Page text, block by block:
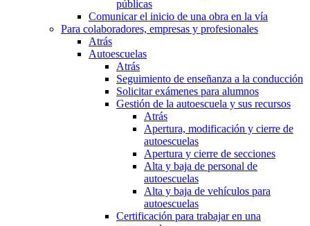
públicas
Comunicar el inicio de una obra en la vía
Para colaboradores, empresas y profesionales
Atrás
Autoescuelas
Atrás
Seguimiento de enseñanza a la conducción
Solicitar exámenes para alumnos
Gestión de la autoescuela y sus recursos
Atrás
Apertura, modificación y cierre de
autoescuelas
Apertura y cierre de secciones
Alta y baja de personal de
autoescuelas
Alta y baja de vehículos para
autoescuelas
Certificación para trabajar en una